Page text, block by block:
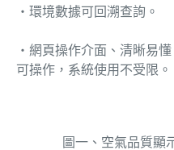
‧環境數據可回溯查詢。
‧網頁操作介面、清晰易
可操作，系統使用不受限。
圖一、空氣品質顯